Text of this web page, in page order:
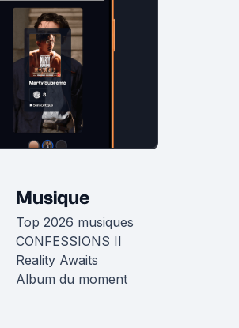
Musique
Top 2026 musiques
CONFESSIONS II
Reality Awaits
Album du moment